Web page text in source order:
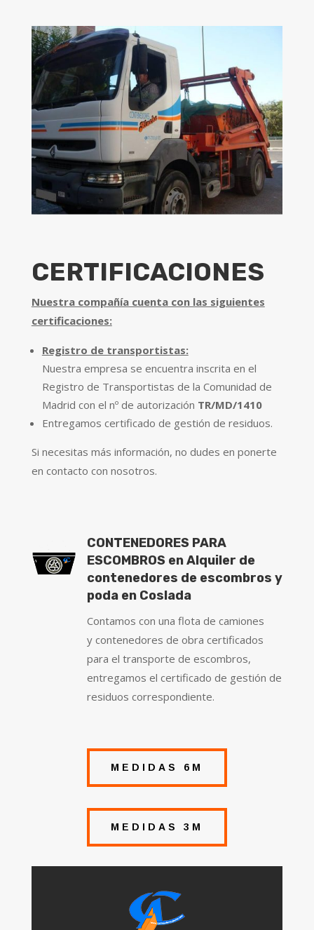
CERTIFICACIONES
Nuestra compañía cuenta con las siguientes
certificaciones:
Registro de transportistas:
Nuestra empresa se encuentra inscrita en el
Registro de Transportistas de la Comunidad de
Madrid con el nº de autorización TR/MD/1410
Entregamos certificado de gestión de residuos.
Si necesitas más información, no dudes en ponerte
en contacto con nosotros.
CONTENEDORES PARA
ESCOMBROS en Alquiler de
contenedores de escombros y
poda en Coslada
Contamos con una flota de camiones
y contenedores de obra certificados
para el transporte de escombros,
entregamos el certificado de gestión de
residuos correspondiente.
MEDIDAS 6M
MEDIDAS 3M